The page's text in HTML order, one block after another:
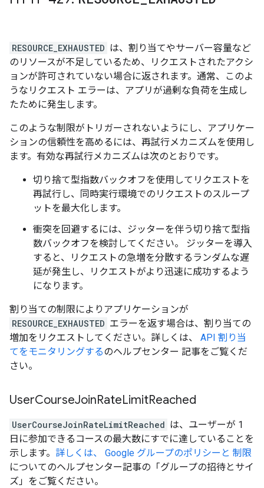
RESOURCE_EXHAUSTED は、割り当てやサーバー容量など
のリソースが不足しているため、リクエストされたアクシ
ョンが許可されていない場合に返されます。通常、このよ
うなリクエスト エラーは、アプリが過剰な負荷を生成し
たために発生します。
このような制限がトリガーされないようにし、アプリケー
ションの信頼性を高めるには、再試行メカニズムを使用し
ます。有効な再試行メカニズムは次のとおりです。
切り捨て型指数バックオフを使用してリクエストを
再試行し、同時実行環境でのリクエストのスループ
ットを最大化します。
衝突を回避するには、ジッターを伴う切り捨て型指
数バックオフを検討してください。 ジッターを導入
すると、リクエストの急増を分散するランダムな遅
延が発生し、リクエストがより迅速に成功するよう
になります。
割り当ての制限によりアプリケーションが
RESOURCE_EXHAUSTED エラーを返す場合は、割り当ての
増加をリクエストしてください。詳しくは、 API 割り当
てをモニタリングするのヘルプセンター 記事をご覧くだ
さい。
UserCourseJoinRateLimitReached
UserCourseJoinRateLimitReached は、ユーザーが 1
日に参加できるコースの最大数にすでに達していることを
示します。 詳しくは、 Google グループのポリシーと 制限
についてのヘルプセンター記事の「グループの招待とサイ
ズ」をご覧ください。